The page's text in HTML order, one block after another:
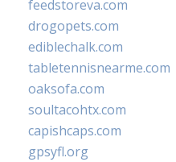
feedstoreva.com
drogopets.com
ediblechalk.com
tabletennisnearme.com
oaksofa.com
soultacohtx.com
capishcaps.com
gpsyfl.org